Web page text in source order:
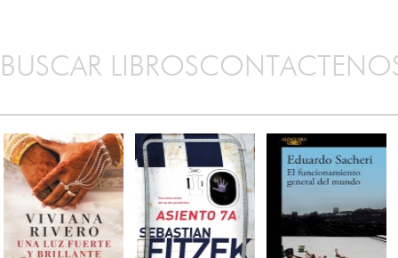
BUSCAR LIBROS